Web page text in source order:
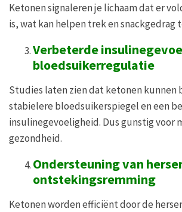
Ketonen signaleren je lichaam dat er
is, wat kan helpen trek en snackgedrag
Verbeterde
bloedsuikerregulatie
Studies laten zien dat ketonen kunnen
stabielere bloedsuikerspiegel en een
insulinegevoeligheid. Dus gunstig voor
gezondheid.
Ondersteuning van
ontstekingsremming
Ketonen worden efficiënt door de